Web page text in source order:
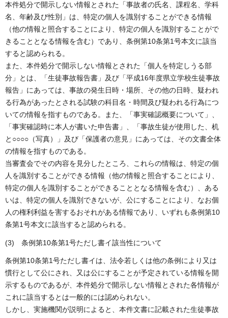
本件処分で開示しない情報とされた「事故者の氏名、課程名、学科
名、年齢及び性別」は、特定の個人を識別することができる情報
（他の情報と照合することにより、特定の個人を識別することがで
きることとなる情報を含む）であり、条例第10条第1号本文に該当
すると認められる。
また、本件処分で開示しない情報とされた「個人を特定しうる部
分」とは、「生徒事故報告書」及び「平成16年度県立学校生徒事故
報告」にあっては、事故の発生日時・場所、その他の日時、疑われ
る行為があったとされる試験の科目名・時間及び疑われる行為につ
いての情報を指すものである。また、「事実確認概要について」、
「事実確認時に本人が書いた申告書」、「事故生徒が使用した、机
と○○○○（写真）」及び「保護者の意見」にあっては、その文書全体
の情報を指すものである。
当審査会でその内容を見分したところ、これらの情報は、特定の個
人を識別することができる情報（他の情報と照合することにより、
特定の個人を識別することができることとなる情報を含む）、ある
いは、特定の個人を識別できないが、公にすることにより、なお個
人の権利利益を害するおそれがある情報であり、いずれも条例第10
条第1号本文に該当すると認められる。
(3) 条例第10条第1号ただし書イ該当性について
条例第10条第1号ただし書イは、法令若しくは他の条例により又は
慣行として公にされ、又は公にすることが予定されている情報を開
示するものであるが、本件処分で開示しない情報とされた各情報が
これに該当するとは一般的には認められない。
しかし、実施機関が説明によると、本件文書に記載された生徒事故